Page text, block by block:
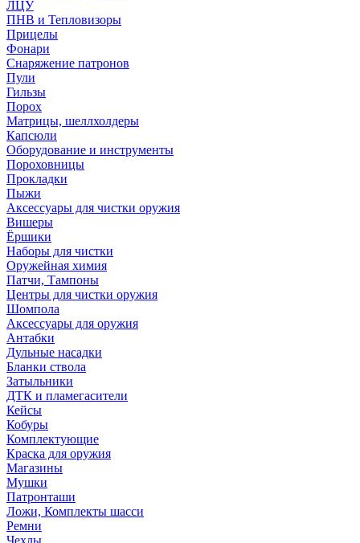
ЛЦУ
ПНВ и Тепловизоры
Прицелы
Фонари
Снаряжение патронов
Пули
Гильзы
Порох
Матрицы, шеллхолдеры
Капсюли
Оборудование и инструменты
Пороховницы
Прокладки
Пыжи
Аксессуары для чистки оружия
Вишеры
Ёршики
Наборы для чистки
Оружейная химия
Патчи, Тампоны
Центры для чистки оружия
Шомпола
Аксессуары для оружия
Антабки
Дульные насадки
Бланки ствола
Затыльники
ДТК и пламегасители
Кейсы
Кобуры
Комплектующие
Краска для оружия
Магазины
Мушки
Патронташи
Ложи, Комплекты шасси
Ремни
Чехлы